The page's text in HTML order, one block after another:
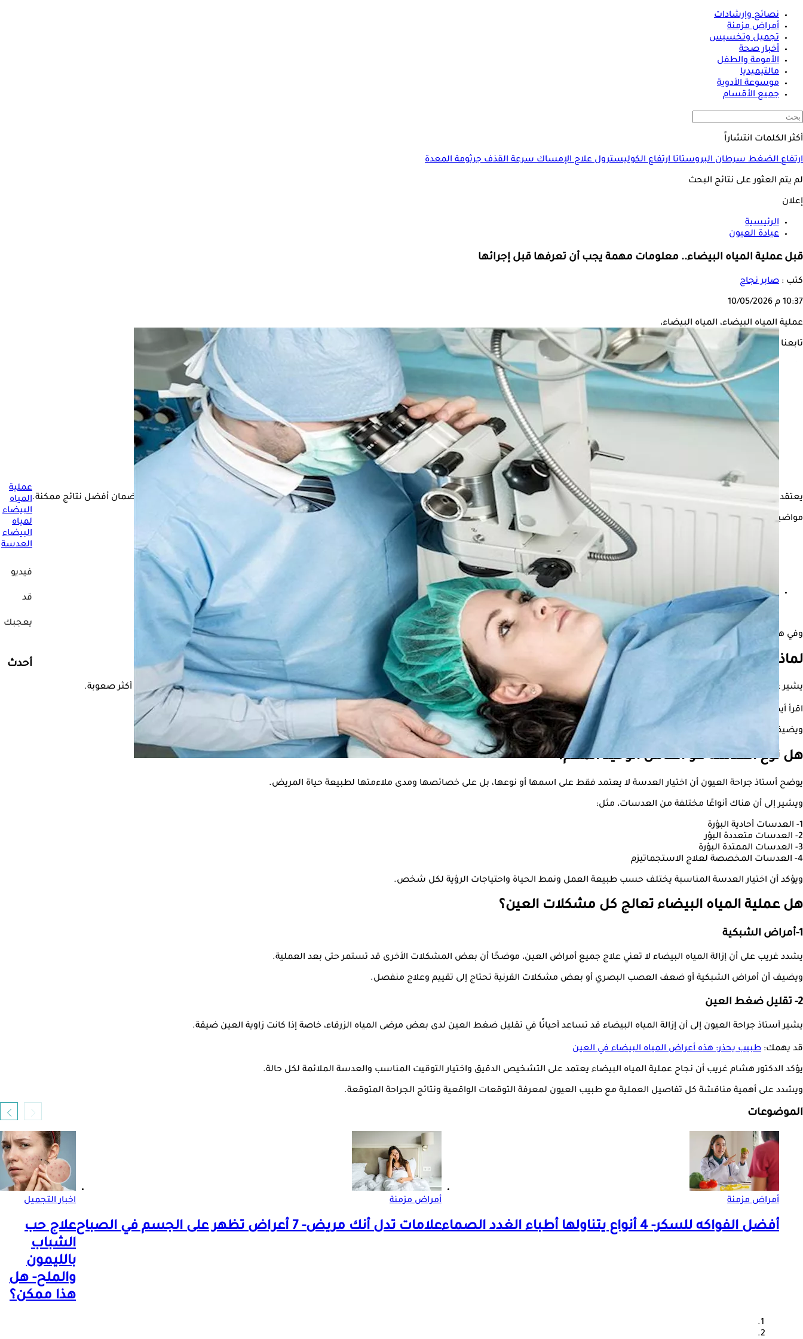
نصائح وإرشادات
أمراض مزمنة
تجميل وتخسيس
أخبار صحة
الأمومة والطفل
مالتيميديا
موسوعة الأدوية
جميع الأقسام
أكثر الكلمات انتشاراً
ارتفاع الضغطسرطان البروستاتاارتفاع الكوليسترولعلاج الإمساكسرعة القذفجرثومة المعدة
لم يتم العثور على نتائج البحث
إعلان
الرئيسية
عيادة العيون
قبل عملية المياه البيضاء.. معلومات مهمة يجب أن تعرفها قبل إجرائها
كتب : صابر نجاح
10:37 م 10/05/2026
عملية المياه البيضاء، المياه البيضاء،
تابعنا على
يعتقد بعض المرضى أن تقتصر فقط على إزالة العتامة من العين وتركيب عدسة جديدة، لكن هناك تفاصيل مهمة يجب معرفتها قبل اتخاذ قرار الجراحة لضمان أفضل نتائج ممكنة.
مواضيع ذات صلة
لماذا تلتهب العين بعد عملية المياه البيضاء؟
وفي هذا السياق، يوضح الدكتور هشام غريب، أستاذ جراحة العيون بطب عين شمس، أهم المعلومات التي يجب الانتباه لها قبل إجراء عملية المياه البيضاء.
لماذا يُفضل إجراء عملية المياه البيضاء مُبكرًا؟
يشير غريب إلى أن إجراء عملية المياه البيضاء في المراحل المبكرة يكون أسهل وأسرع في التعافي، موضحًا أن تأخير التدخل حتى تصلالعدسة لمرحلة التحجر قد يجعل الجراحة أكثر صعوبة.
اقرأ أيضًا: طبيب يكشف عن علاج سريع وآمن للمياه البيضاء
ويضيف أن التشخيص المبكر والمتابعة يساعدان على تحسين نتائج العملية بشكل كبير.
هل نوع العدسة هو العامل الوحيد المهم؟
يوضح أستاذ جراحة العيون أن اختيار العدسة لا يعتمد فقط على اسمها أو نوعها، بل على خصائصها ومدى ملاءمتها لطبيعة حياة المريض.
ويشير إلى أن هناك أنواعًا مختلفة من العدسات، مثل:
1- العدسات أحادية البؤرة
2- العدسات متعددة البؤر
3- العدسات الممتدة البؤرة
4- العدسات المخصصة لعلاج الاستجماتيزم
ويؤكد أن اختيار العدسة المناسبة يختلف حسب طبيعة العمل ونمط الحياة واحتياجات الرؤية لكل شخص.
هل عملية المياه البيضاء تعالج كل مشكلات العين؟
1-أمراض الشبكية
يشدد غريب على أن إزالة المياه البيضاء لا تعني علاج جميع أمراض العين، موضحًا أن بعض المشكلات الأخرى قد تستمر حتى بعد العملية.
ويضيف أن أمراض الشبكية أو ضعف العصب البصري أو بعض مشكلات القرنية تحتاج إلى تقييم وعلاج منفصل.
2- تقليل ضغط العين
يشير أستاذ جراحة العيون إلى أن إزالة المياه البيضاء قد تساعد أحيانًا في تقليل ضغط العين لدى بعض مرضى المياه الزرقاء، خاصة إذا كانت زاوية العين ضيقة.
قد يهمك: طبيب يحذر: هذه أعراض المياه البيضاء في العين
يؤكد الدكتور هشام غريب أن نجاح عملية المياه البيضاء يعتمد على التشخيص الدقيق واختيار التوقيت المناسب والعدسة الملائمة لكل حالة.
ويشدد على أهمية مناقشة كل تفاصيل العملية مع طبيب العيون لمعرفة التوقعات الواقعية ونتائج الجراحة المتوقعة.
عملية
المياه
البيضاء
لمياه
البيضاء
العدسة
فيديو
قد
يعجبك
أحدث
الموضوعات
أمراض مزمنة
أفضل الفواكه للسكر- 4 أنواع يتناولها أطباء الغدد الصماء
أمراض مزمنة
علامات تدل أنك مريض- 7 أعراض تظهر على الجسم في الصباح
اخبار التجميل
علاج حب
الشباب
بالليمون
والملح- هل
هذا ممكن؟